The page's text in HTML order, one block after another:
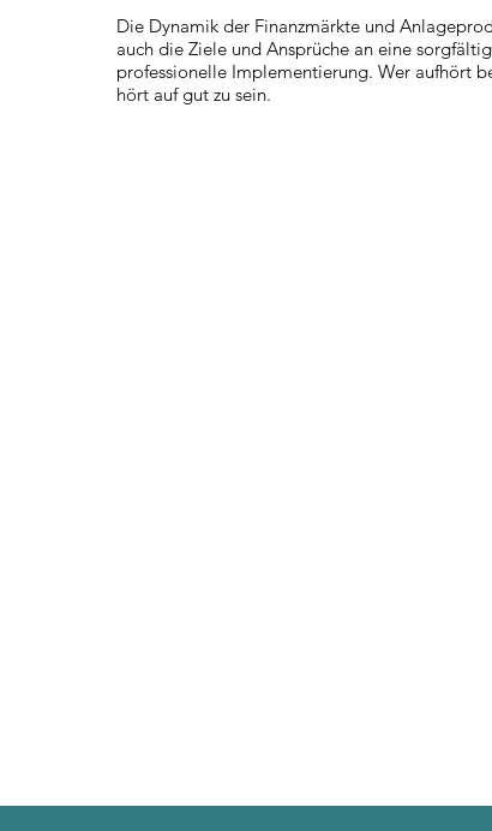
Die Dynamik der Finanzmärkte und
auch die Ziele und Ansprüche an eine
professionelle Implementierung. Wer aufhört
hört auf gut zu sein.